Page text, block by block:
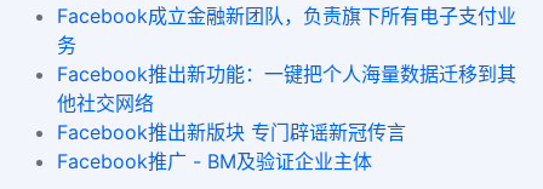
Facebook成立金融新团队，负责旗下所有电子支付业
务
Facebook推出新功能：一键把个人海量数据迁移到其
他社交网络
Facebook推出新版块 专门辟谣新冠传言
Facebook推广 - BM及验证企业主体